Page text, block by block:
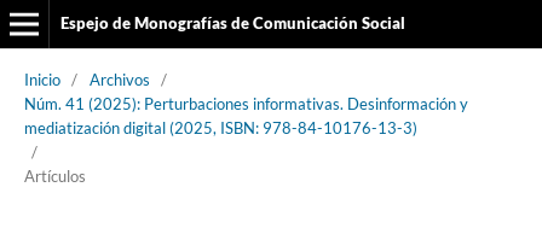
Espejo de Monografías de Comunicación Social
Inicio / Archivos
/
Núm. 41 (2025): Perturbaciones informativas. Desinformación y
mediatización digital (2025, ISBN: 978-84-10176-13-3)
/
Artículos